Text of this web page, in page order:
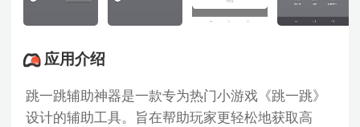
应用介绍
跳一跳辅助神器是一款专为热门小游戏《跳一跳》
设计的辅助工具。旨在帮助玩家更轻松地获取高